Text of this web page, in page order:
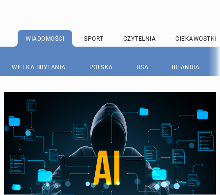
WIADOMOŚCI SPORT CZYTELNIA CIEKAWOSTKI
WIELKA BRYTANIA POLSKA USA IRLANDIA